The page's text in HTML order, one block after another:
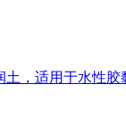
，适用于水性胶